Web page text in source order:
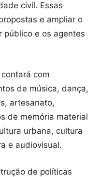
civil. Essas
e ampliar o
público e os agentes
com
de música, dança,
artesanato,
de memória material
urbana, cultura
e audiovisual.
de políticas